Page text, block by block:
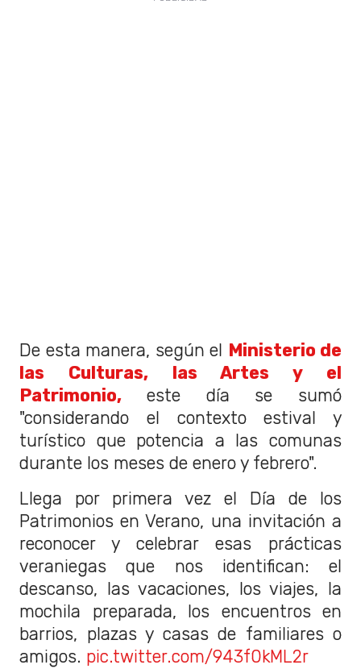
De esta manera, según el Ministerio de
las Culturas, las Artes y el
Patrimonio,
este día se sumó
"considerando el contexto estival y
turístico que potencia a las comunas
durante los meses de enero y febrero".
Llega por primera vez el Día de los
Patrimonios en Verano, una invitación a
reconocer y celebrar esas prácticas
veraniegas que nos identifican: el
descanso, las vacaciones, los viajes, la
mochila preparada, los encuentros en
barrios, plazas y casas de familiares o
amigos. pic.twitter.com/943f0kML2r